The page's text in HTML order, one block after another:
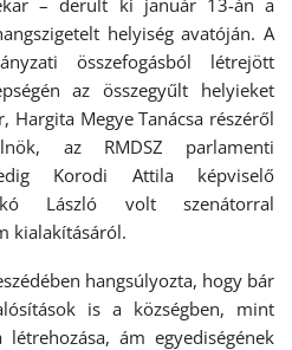
– derült ki január 13-án a
helyiség avatóján. A
összefogásból létrejött
az összegyűlt helyieket
Hargita Megye Tanácsa részéről
az RMDSZ parlamenti
Korodi Attila képviselő
László volt szenátorral
kialakításáról.
hangsúlyozta, hogy bár
is a községben, mint
ám egyediségének